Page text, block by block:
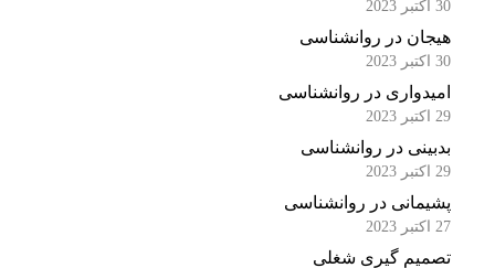
هیجان در روانشناسی
امیدواری در روانشناسی
بدبینی در روانشناسی
پشیمانی در روانشناسی
تصمیم گیری شغلی